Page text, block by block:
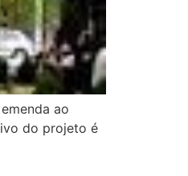
ao
do projeto é